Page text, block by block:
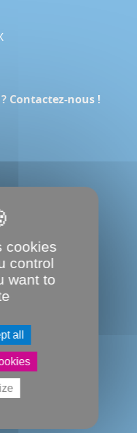
Contactez-nous !
cookies
control
want to
all